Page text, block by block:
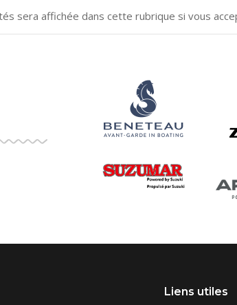
sera affichée dans cette rubrique si vous
Liens utiles